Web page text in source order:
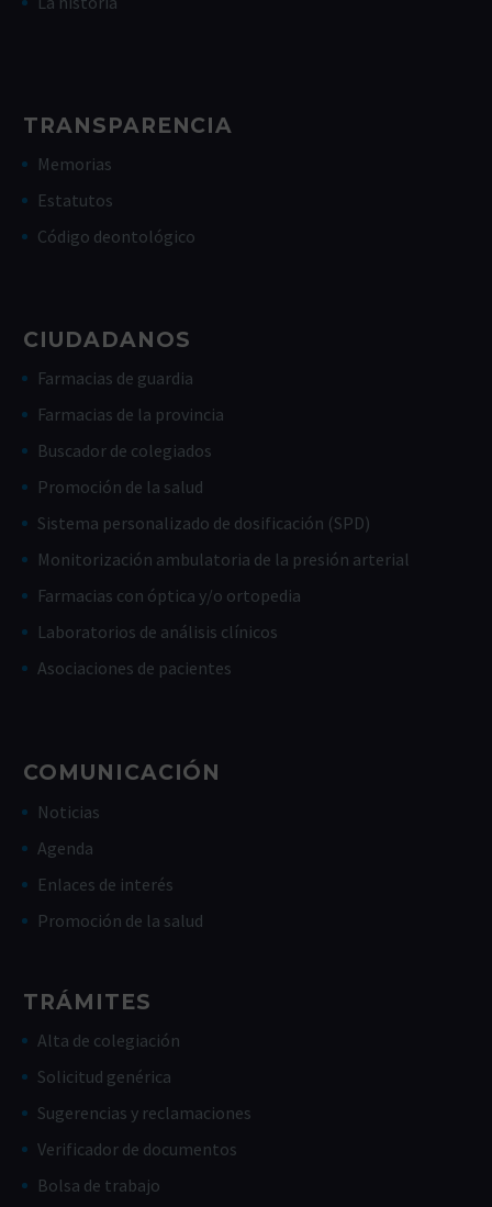
TRANSPARENCIA
Memorias
Estatutos
Código deontológico
CIUDADANOS
Farmacias de guardia
Farmacias de la provincia
Buscador de colegiados
Promoción de la salud
Sistema personalizado de dosificación (SPD)
Monitorización ambulatoria de la presión arterial
Farmacias con óptica y/o ortopedia
Laboratorios de análisis clínicos
Asociaciones de pacientes
COMUNICACIÓN
Noticias
Agenda
Enlaces de interés
Promoción de la salud
TRÁMITES
Alta de colegiación
Solicitud genérica
Sugerencias y reclamaciones
Verificador de documentos
Bolsa de trabajo